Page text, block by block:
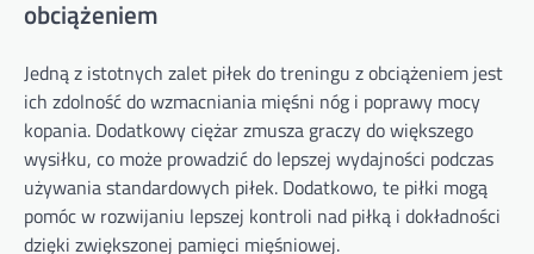
obciążeniem
Jedną z istotnych zalet piłek do treningu z obciążeniem jest
ich zdolność do wzmacniania mięśni nóg i poprawy mocy
kopania. Dodatkowy ciężar zmusza graczy do większego
wysiłku, co może prowadzić do lepszej wydajności podczas
używania standardowych piłek. Dodatkowo, te piłki mogą
pomóc w rozwijaniu lepszej kontroli nad piłką i dokładności
dzięki zwiększonej pamięci mięśniowej.